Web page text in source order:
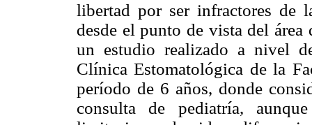
libertad por ser infractores de
desde el punto de vista del
un estudio realizado a nivel
Clínica Estomatológica de la
período de 6 años, donde
consulta de pediatría,